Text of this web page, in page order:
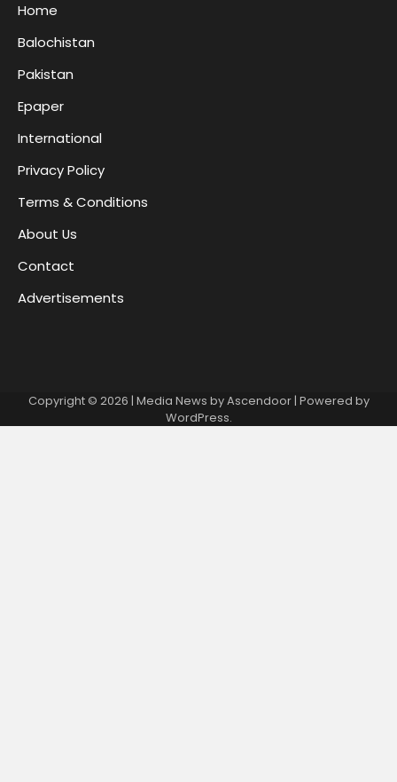
Home
Balochistan
Pakistan
Epaper
International
Privacy Policy
Terms & Conditions
About Us
Contact
Advertisements
Copyright © 2026 | Media News byAscendoor| Powered by
WordPress.